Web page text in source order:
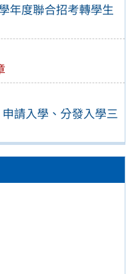
年度聯合招考轉學生
請入學、分發入學三